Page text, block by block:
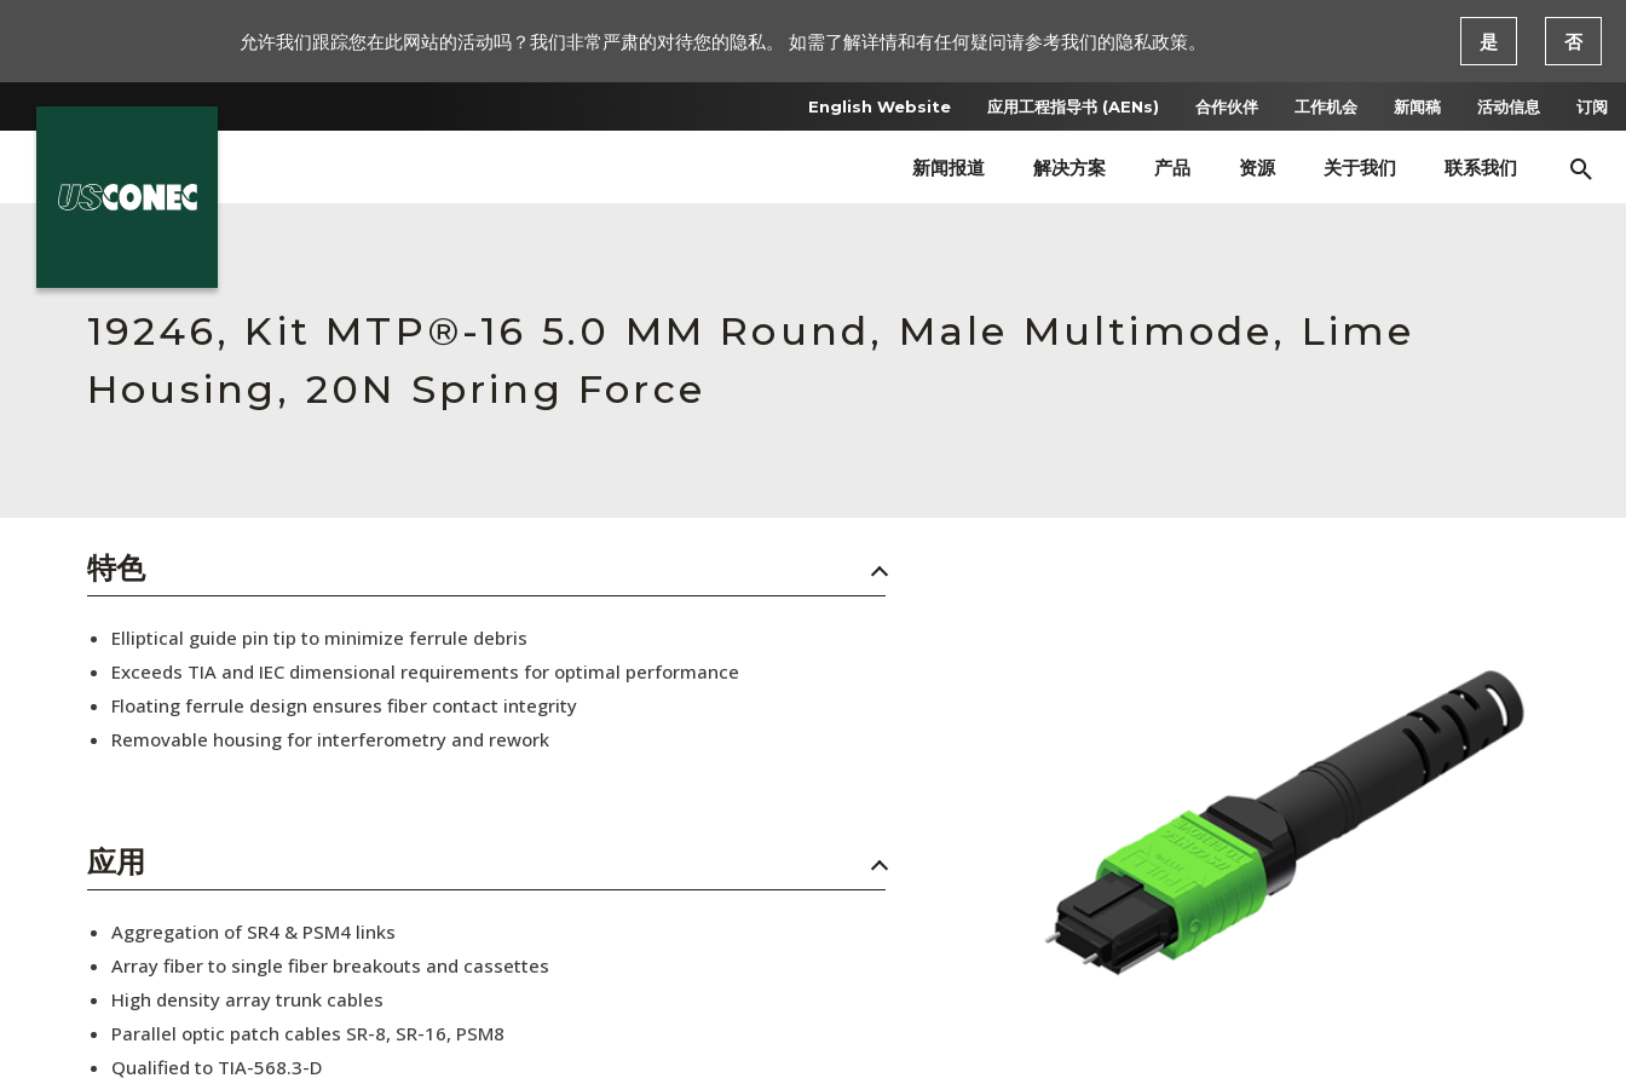
English Website 应用工程指导书 (AENs) 合作伙伴 工作机会 新闻稿 活动信息 订阅
新闻报道 解决方案 产品 资源 关于我们 联系我们
English Website
应用工程指导书 (AENs)
工作机会
19246, Kit MTP®-16 5.0 MM Round, Male Multimode, Lime
Housing, 20N Spring Force
特色
Elliptical guide pin tip to minimize ferrule debris
Exceeds TIA and IEC dimensional requirements for optimal performance
Floating ferrule design ensures fiber contact integrity
Removable housing for interferometry and rework
应用
Aggregation of SR4 & PSM4 links
Array fiber to single fiber breakouts and cassettes
High density array trunk cables
Parallel optic patch cables SR-8, SR-16, PSM8
Qualified to TIA-568.3-D
允许我们跟踪您在此网站的活动吗？我们非常严肃的对待您的隐私。 如需了解详情和有任何疑问请参考我们的隐私政策。 是 否